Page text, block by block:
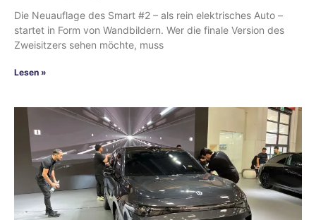
Die Neuauflage des Smart #2 – als rein elektrisches Auto –
startet in Form von Wandbildern. Wer die finale Version des
Zweisitzers sehen möchte, muss
Lesen »